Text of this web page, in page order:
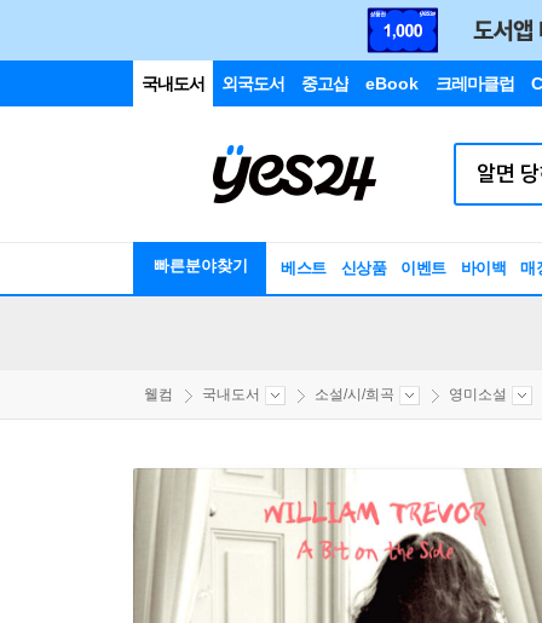
국내도서 외국도서 중고샵 eBook 크레마클럽
빠른분야찾기 베스트 신상품 이벤트 바이백 매
웰컴 국내도서 소설/시/희곡 영미소설